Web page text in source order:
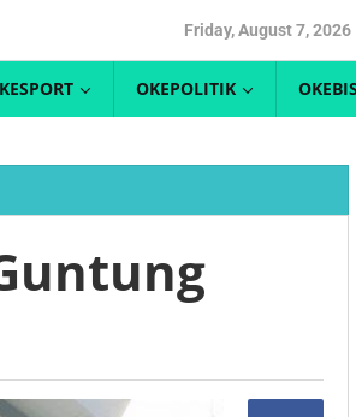
Friday, August 7, 2026
OKEPOLITIK